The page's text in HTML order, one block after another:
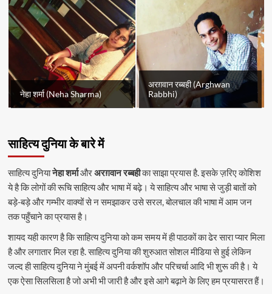
नेहा शर्मा (Neha Sharma)
अरग़वान रब्बही (Arghwan
Rabbhi)
साहित्य दुनिया के बारे में
साहित्य दुनियानेहा शर्माऔरअरग़वान रब्बहीका साझा प्रयास है. इसके ज़रिए कोशिश
ये है कि लोगों की रूचि साहित्य और भाषा में बढ़े। ये साहित्य और भाषा से जुड़ी बातों को
बड़े-बड़े और गम्भीर वाक्यों से न समझाकर उसे सरल, बोलचाल की भाषा में आम जन
तक पहुँचाने का प्रयास है।
शायद यही कारण है कि साहित्य दुनिया को कम समय में ही पाठकों का ढेर सारा प्यार मिला
है और लगातार मिल रहा है. साहित्य दुनिया की शुरुआत सोशल मीडिया से हुई लेकिन
जल्द ही साहित्य दुनिया ने मुंबई में अपनी वर्कशॉप और परिचर्चा आदि भी शुरू की है। ये
एक ऐसा सिलसिला है जो अभी भी जारी है और इसे आगे बढ़ाने के लिए हम प्रयासरत हैं।